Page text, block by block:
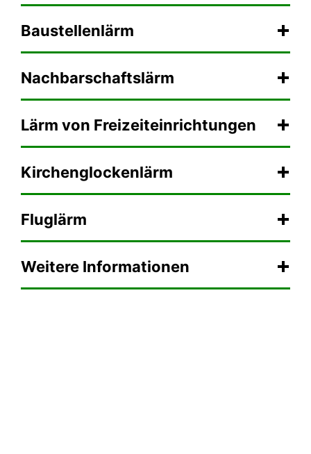
Baustellenlärm
Nachbarschaftslärm
Lärm von Freizeiteinrichtungen
Kirchenglockenlärm
Fluglärm
Weitere Informationen